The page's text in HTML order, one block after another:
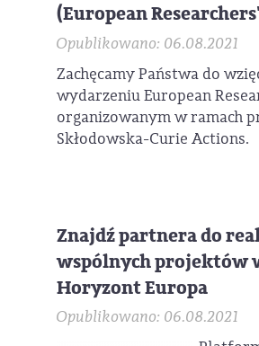
(European
Opublikowano: 06.08.2021
Zachęcamy Państwa do
wydarzeniu European
organizowanym w ramach
Skłodowska-Curie Actions.
Znajdź partnera do
wspólnych projektów
Horyzont Europa
Opublikowano: 06.08.2021